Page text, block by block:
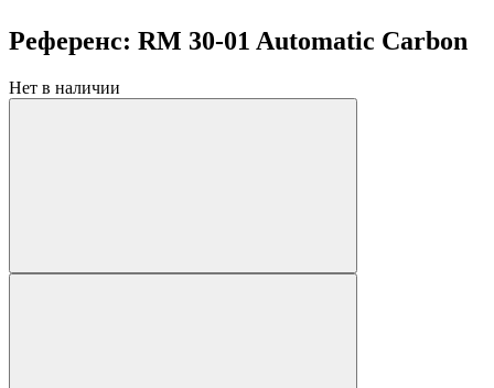
Референс: RM 30-01 Automatic Carbon
Нет в наличии